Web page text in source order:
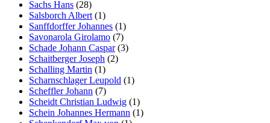
Sachs Hans (28)
Salsborch Albert (1)
Sanffdorffer Johannes (1)
Savonarola Girolamo (7)
Schade Johann Caspar(3)
Schaitberger Joseph (2)
Schalling Martin (1)
Scharnschlager Leupold (1)
Scheffler Johann (7)
Scheidt Christian Ludwig (1)
Schein Johannes Hermann (1)